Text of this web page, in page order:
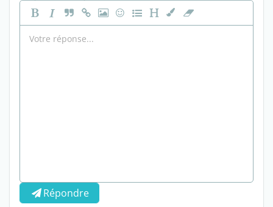
Répondre